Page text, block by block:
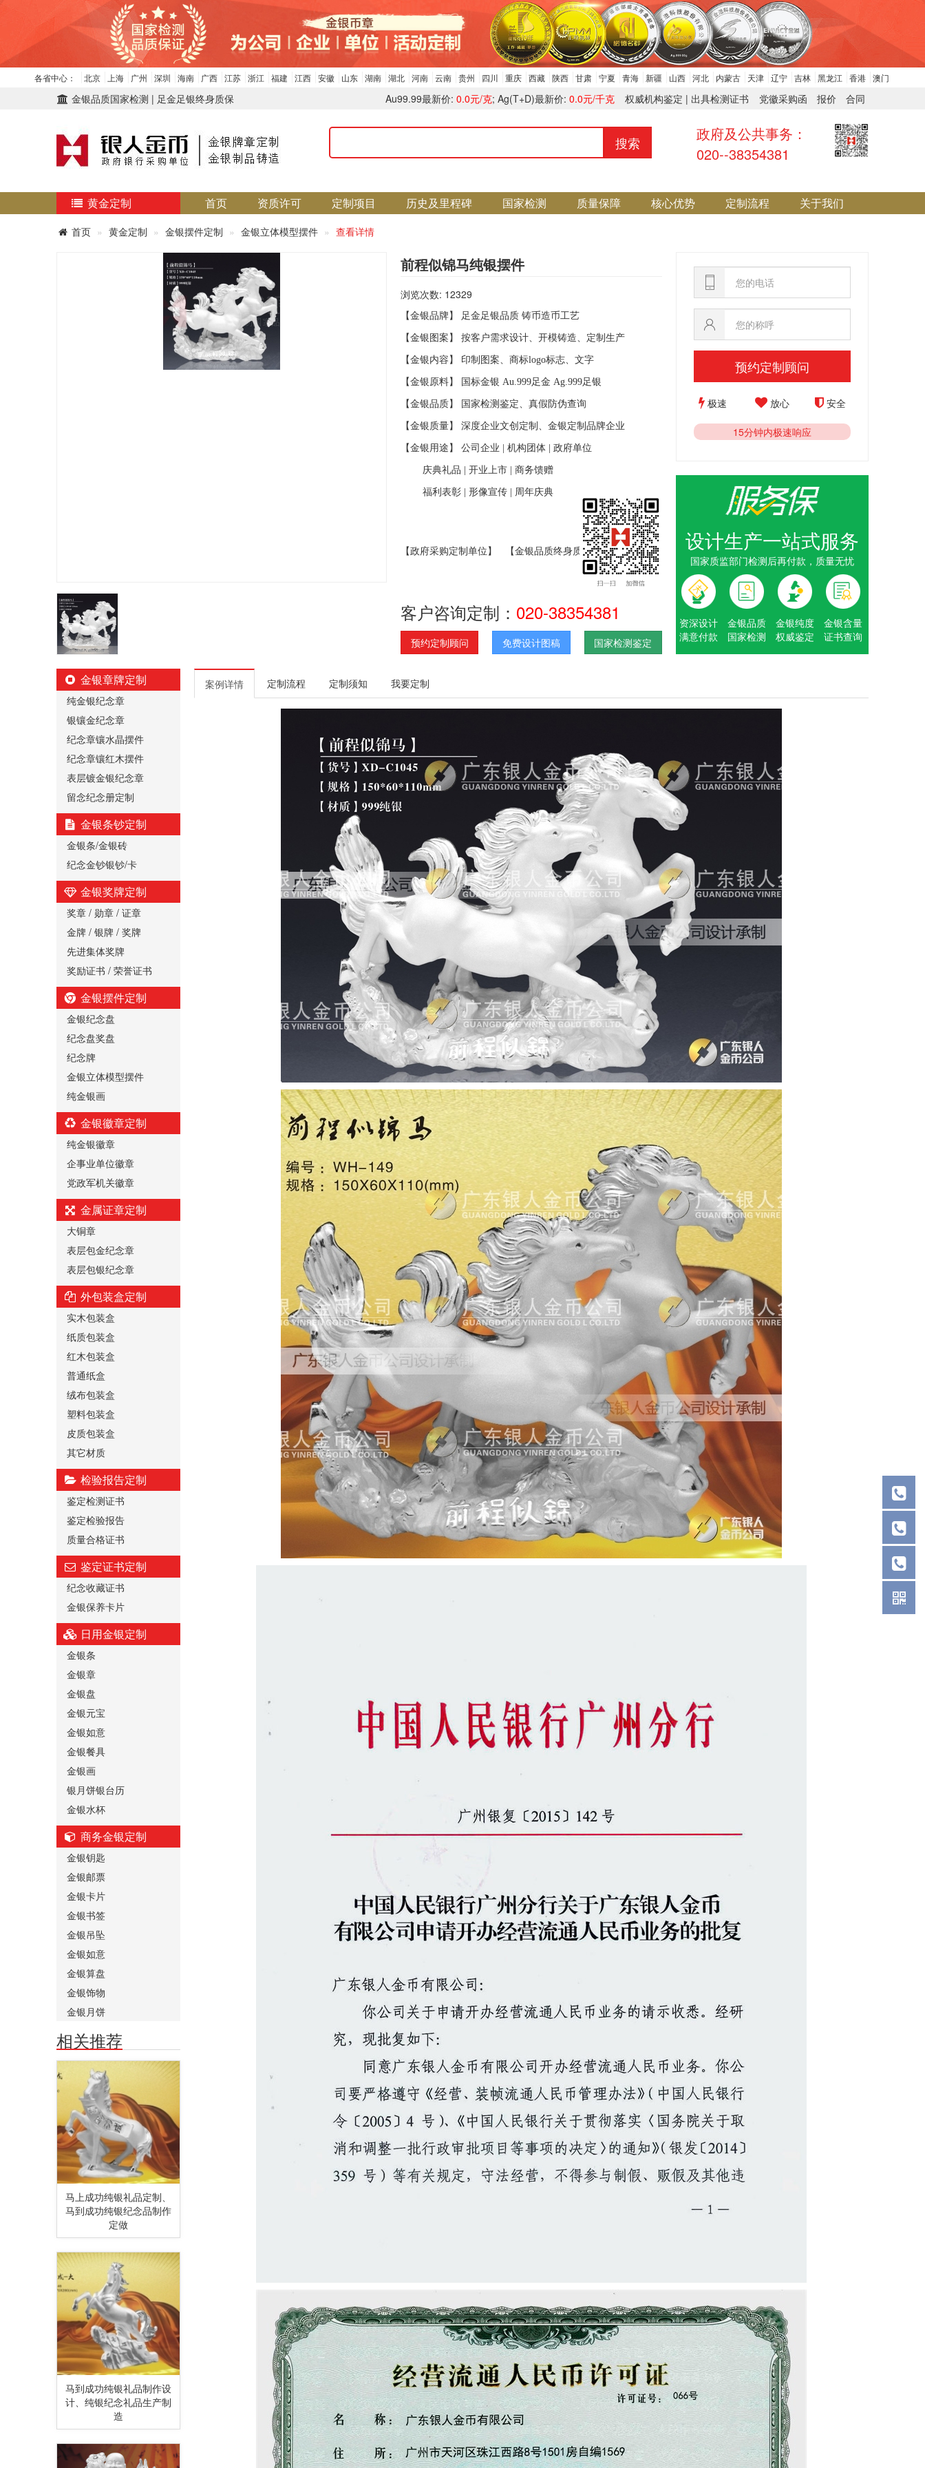
各省中心： 北京 上海 广州 深圳 海南 广西 江苏 浙江 福建 江西 安徽 山东 湖南 湖北 河南 云南 贵州 四川 重庆 西藏 陕西 甘肃 宁夏 青海 新疆 山西 河北 内蒙古 天津 辽宁 吉林 黑龙江 香港 澳门
金银品质国家检测 | 足金足银终身质保 党徽采购函 报价 合同
权威机构鉴定 | 出具检测证书
Au99.99最新价: 0.0元/克; Ag(T+D)最新价: 0.0元/千克
搜索
政府及公共事务：
020--38354381
黄金定制 首页 资质许可 定制项目 历史及里程碑 国家检测 质量保障 核心优势 定制流程 关于我们
首页 黄金定制 金银摆件定制 金银立体模型摆件 查看详情
前程似锦马纯银摆件
浏览次数: 12329
【金银品牌】 足金足银品质 铸币造币工艺
【金银图案】 按客户需求设计、开模铸造、定制生产
【金银内容】 印制图案、商标logo标志、文字
【金银原料】 国标金银 Au.999足金 Ag.999足银
【金银品质】 国家检测鉴定、真假防伪查询
【金银质量】 深度企业文创定制、金银定制品牌企业
【金银用途】 公司企业 机构团体 政府单位
庆典礼品 开业上市 商务馈赠
福利表彰 形像宣传 周年庆典
【政府采购定制单位】 【金银品质终身质保】
客户咨询定制： 020-38354381
预约定制顾问 免费设计图稿 国家检测鉴定
预约定制顾问
极速 放心 安全
15分钟内极速响应
设计生产一站式服务
国家质监部门检测后再付款，质量无忧
资深设计
满意付款
金银品质
国家检测
金银纯度
权威鉴定
金银含量
证书查询
金银章牌定制
纯金银纪念章
银镶金纪念章
纪念章镶水晶摆件
纪念章镶红木摆件
表层镀金银纪念章
留念纪念册定制
金银条钞定制
金银条/金银砖
纪念金钞银钞/卡
金银奖牌定制
奖章 / 勋章 / 证章
金牌 / 银牌 / 奖牌
先进集体奖牌
奖励证书 / 荣誉证书
金银摆件定制
金银纪念盘
纪念盘奖盘
纪念牌
金银立体模型摆件
纯金银画
金银徽章定制
纯金银徽章
企事业单位徽章
党政军机关徽章
金属证章定制
大铜章
表层包金纪念章
表层包银纪念章
外包装盒定制
实木包装盒
纸质包装盒
红木包装盒
普通纸盒
绒布包装盒
塑料包装盒
皮质包装盒
其它材质
检验报告定制
鉴定检测证书
鉴定检验报告
质量合格证书
鉴定证书定制
纪念收藏证书
金银保养卡片
日用金银定制
金银条
金银章
金银盘
金银元宝
金银如意
金银餐具
金银画
银月饼银台历
金银水杯
商务金银定制
金银钥匙
金银邮票
金银卡片
金银书签
金银吊坠
金银如意
金银算盘
金银饰物
金银月饼
相关推荐
马上成功纯银礼品定制、
马到成功纯银纪念品制作
定做
马到成功纯银礼品制作设
计、纯银纪念礼品生产制
造
案例详情 定制流程 定制须知 我要定制